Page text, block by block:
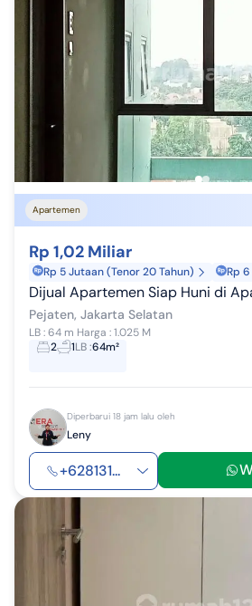
Apartemen
Rp 1,02 Miliar
Rp 5 Jutaan (Tenor 20 Tahun) Rp
Dijual Apartemen Siap Huni di
Pejaten, Jakarta Selatan
LB : 64 m Harga : 1.025 M
2
1LB:64m²
Diperbarui 18 jam lalu oleh
Leny
+628131...